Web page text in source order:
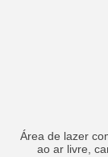
Área de lazer
ao ar livre,